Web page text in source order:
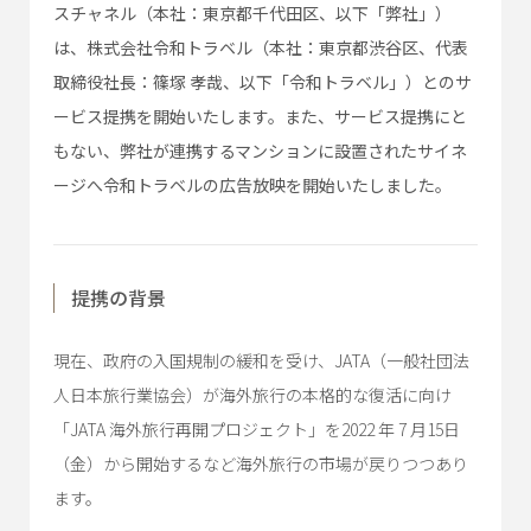
スチャネル（本社：東京都千代田区、以下「弊社」）
は、株式会社令和トラベル（本社：東京都渋谷区、代表
取締役社長：篠塚 孝哉、以下「令和トラベル」）とのサ
ービス提携を開始いたします。また、サービス提携にと
もない、弊社が連携するマンションに設置されたサイネ
ージへ令和トラベルの広告放映を開始いたしました。
提携の背景
現在、政府の入国規制の緩和を受け、JATA（一般社団法
人日本旅行業協会）が海外旅行の本格的な復活に向け
「JATA 海外旅行再開プロジェクト」を2022 年 7 月15日
（金）から開始するなど海外旅行の市場が戻りつつあり
ます。